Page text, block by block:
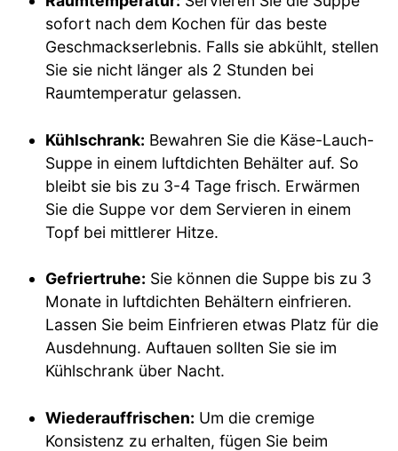
sofort nach dem Kochen für das beste
Geschmackserlebnis. Falls sie abkühlt, stellen
Sie sie nicht länger als 2 Stunden bei
Raumtemperatur gelassen.
Kühlschrank: Bewahren Sie die Käse-Lauch-
Suppe in einem luftdichten Behälter auf. So
bleibt sie bis zu 3-4 Tage frisch. Erwärmen
Sie die Suppe vor dem Servieren in einem
Topf bei mittlerer Hitze.
Gefriertruhe: Sie können die Suppe bis zu 3
Monate in luftdichten Behältern einfrieren.
Lassen Sie beim Einfrieren etwas Platz für die
Ausdehnung. Auftauen sollten Sie sie im
Kühlschrank über Nacht.
Wiederauffrischen: Um die cremige
Konsistenz zu erhalten, fügen Sie beim